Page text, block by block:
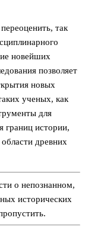
так
новейших
позволяет
новых
ученых, как
для
границ истории,
древних
о непознанном,
исторических